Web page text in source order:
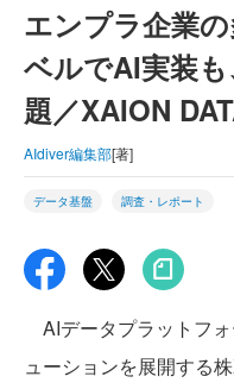
エンプラ企業
ベルでAI実装
題／XAION
AIdiver編集部[著]
データ基盤 調査・レポート
AIデータプラットフ
ューションを展開する